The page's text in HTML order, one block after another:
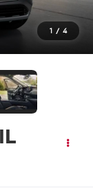
1 / 4